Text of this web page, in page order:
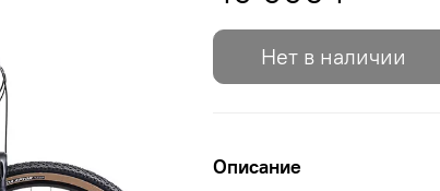
Нет в наличии
Описание